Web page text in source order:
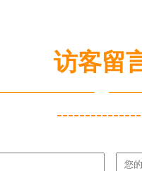
访客留